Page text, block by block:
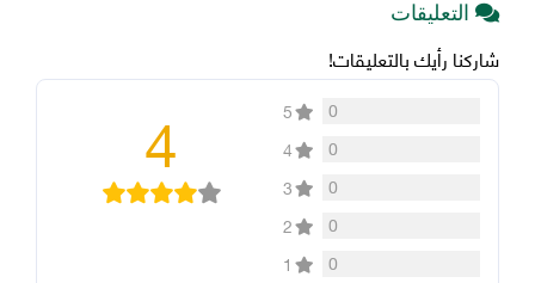
التعليقات
شاركنا رأيك بالتعليقات!
0
5
0
4
0
3
0
2
0
1
4